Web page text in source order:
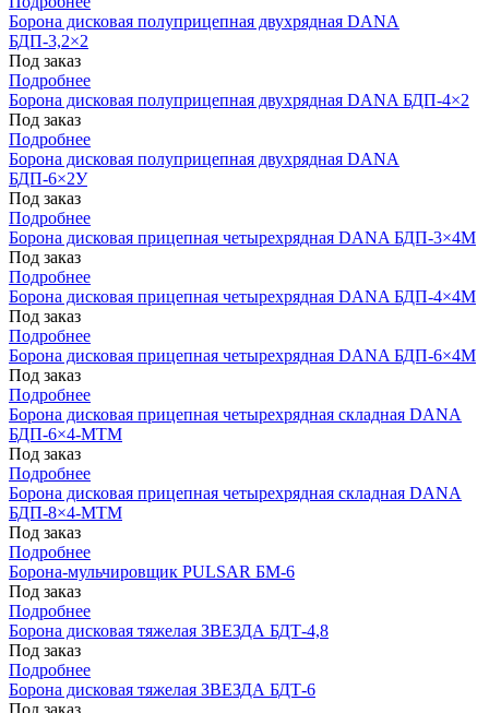
Борона дисковая полуприцепная двухрядная DANA
БДП-3,2×2
Под заказ
Подробнее
Борона дисковая полуприцепная двухрядная DANA БДП-4×2
Под заказ
Подробнее
Борона дисковая полуприцепная двухрядная DANA
БДП-6×2У
Под заказ
Подробнее
Борона дисковая прицепная четырехрядная DANA БДП-3×4М
Под заказ
Подробнее
Борона дисковая прицепная четырехрядная DANA БДП-4×4М
Под заказ
Подробнее
Борона дисковая прицепная четырехрядная DANA БДП-6×4М
Под заказ
Подробнее
Борона дисковая прицепная четырехрядная складная DANA
БДП-6×4-МТМ
Под заказ
Подробнее
Борона дисковая прицепная четырехрядная складная DANA
БДП-8×4-МТМ
Под заказ
Подробнее
Борона-мульчировщик PULSAR БМ-6
Под заказ
Подробнее
Борона дисковая тяжелая ЗВЕЗДА БДТ-4,8
Под заказ
Подробнее
Борона дисковая тяжелая ЗВЕЗДА БДТ-6
Под заказ